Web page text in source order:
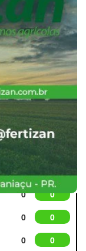
0 0
0 0
0 0